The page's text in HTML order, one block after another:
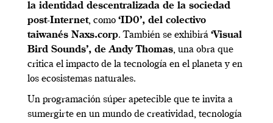
la identidad descentralizada de la sociedad
post-Internet, como ‘ID0’, del colectivo
taiwanés Naxs.corp. También se exhibirá ‘Visual
Bird Sounds’, de Andy Thomas, una obra que
critica el impacto de la tecnología en el planeta y en
los ecosistemas naturales.
Un programación súper apetecible que te invita a
sumergirte en un mundo de creatividad, tecnología